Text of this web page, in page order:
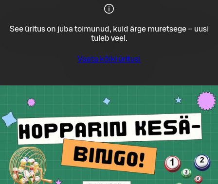
See üritus on juba toimunud, kuid ärge muretsege – uusi
tuleb veel.
Vaata kõiki üritusi